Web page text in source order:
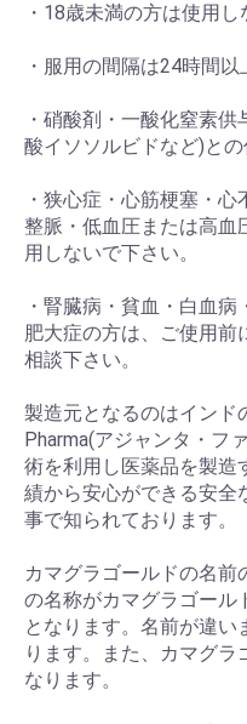
・18歳未満の方は使用し
・服用の間隔は24時間以
・硝酸剤・一酸化窒素
酸イソソルビドなど)と
・狭心症・心筋梗塞・
整脈・低血圧または高
用しないで下さい。
・腎臓病・貧血・白血
肥大症の方は、ご使用
相談下さい。
製造元となるのはインド
Pharma(アジャンタ・フ
術を利用し医薬品を製造
績から安心ができる安全
事で知られております。
カマグラゴールドの名前
の名称がカマグラゴール
となります。名前が違い
ります。また、カマグラ
なります。